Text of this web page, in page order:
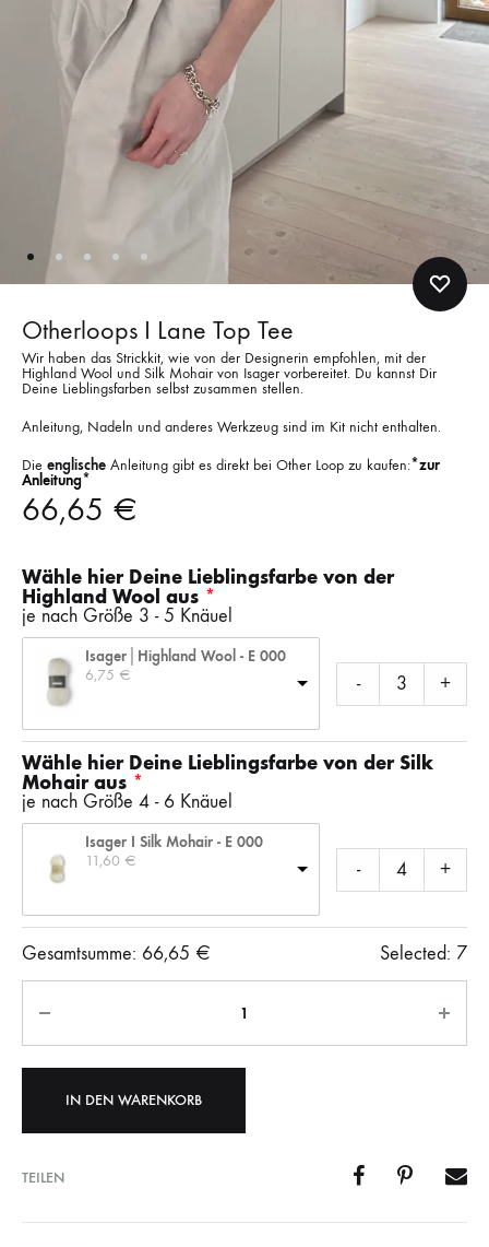
Otherloops I Lane Top Tee
Wir haben das Strickkit, wie von der Designerin empfohlen, mit der
Highland Wool und Silk Mohair von Isager vorbereitet. Du kannst Dir
Deine Lieblingsfarben selbst zusammen stellen.
Anleitung, Nadeln und anderes Werkzeug sind im Kit nicht enthalten.
Die englische Anleitung gibt es direkt bei Other Loop zu kaufen:*zur
Anleitung*
66,65 €
Wähle hier Deine Lieblingsfarbe von der
Highland Wool aus
je nach Größe 3 - 5 Knäuel
Isager│Highland Wool - E 000
6,75 € - +
Wähle hier Deine Lieblingsfarbe von der Silk
Mohair aus
je nach Größe 4 - 6 Knäuel
Isager I Silk Mohair - E 000
11,60 € - +
Gesamtsumme: 66,65 € Selected: 7
IN DEN WARENKORB
TEILEN